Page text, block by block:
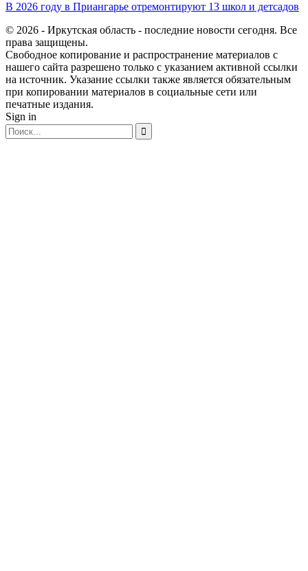
В 2026 году в Приангарье отремонтируют 13 школ и детсадов
© 2026 - Иркутская область - последние новости сегодня. Все
права защищены.
Свободное копирование и распространение материалов с
нашего сайта разрешено только с указанием активной ссылки
на источник. Указание ссылки также является обязательным
при копировании материалов в социальные сети или
печатные издания.
Sign in